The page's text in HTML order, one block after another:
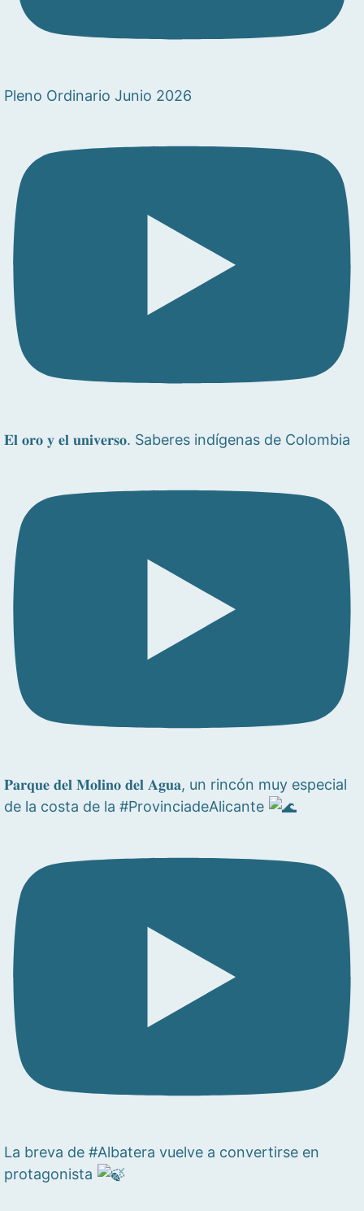
Pleno Ordinario Junio 2026
𝐄𝐥 𝐨𝐫𝐨 𝐲 𝐞𝐥 𝐮𝐧𝐢𝐯𝐞𝐫𝐬𝐨. Saberes indígenas de Colombia
𝐏𝐚𝐫𝐪𝐮𝐞 𝐝𝐞𝐥 𝐌𝐨𝐥𝐢𝐧𝐨 𝐝𝐞𝐥 𝐀𝐠𝐮𝐚, un rincón muy especial
de la costa de la #ProvinciadeAlicante
La breva de #Albatera vuelve a convertirse en
protagonista